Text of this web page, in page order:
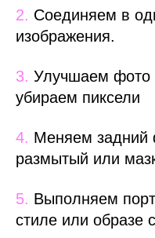
2. Соединяем в
изображения.
3. Улучшаем фото
убираем пиксели
4. Меняем задний
размытый или
5. Выполняем
стиле или образе